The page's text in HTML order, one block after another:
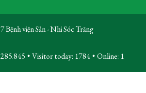
Bệnh viện Sản - Nhi Sóc Trăng
• Visitor today: 1784 • Online: 1